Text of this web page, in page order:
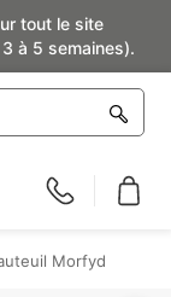
tout le site
à 5 semaines).
Morfyd